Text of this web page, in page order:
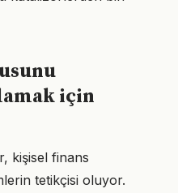
için
kişisel finans
tetikçisi oluyor.